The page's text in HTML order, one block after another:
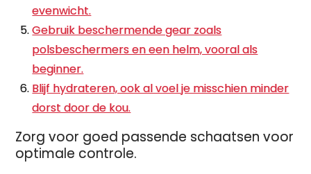
evenwicht.
Gebruik beschermende gear zoals
polsbeschermers en een helm, vooral als
beginner.
Blijf hydrateren, ook al voel je misschien minder
dorst door de kou.
Zorg voor goed passende schaatsen voor
optimale controle.